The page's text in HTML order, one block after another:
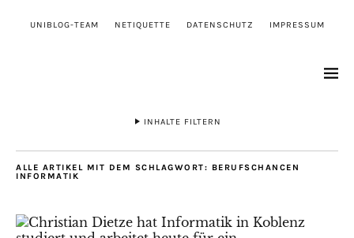
UNIBLOG-TEAM NETIQUETTE DATENSCHUTZ IMPRESSUM
INHALTE FILTERN
ALLE ARTIKEL MIT DEM SCHLAGWORT: BERUFSCHANCEN
INFORMATIK